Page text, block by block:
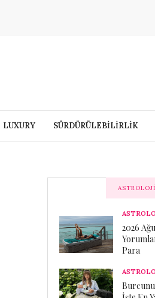
LUXURY SÜRDÜRÜLEBİLİRLİK
ASTROLOJI
2026
Para